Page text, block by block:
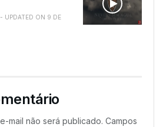
UPDATED ON 9 DE
mail não será publicado. Campos